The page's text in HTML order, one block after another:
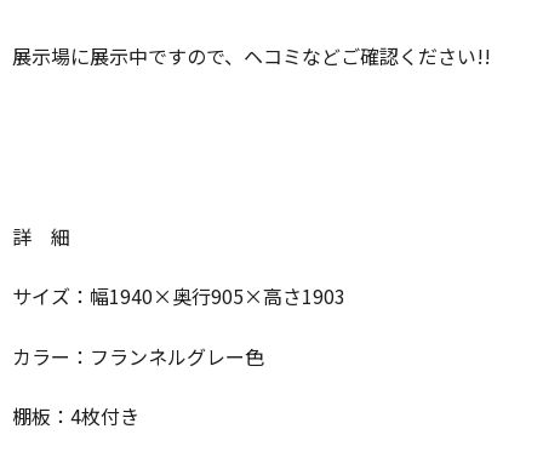
展示場に展示中ですので、ヘコミなどご確認ください!!
詳 細
サイズ：幅1940×奥行905×高さ1903
カラー：フランネルグレー色
棚板：4枚付き